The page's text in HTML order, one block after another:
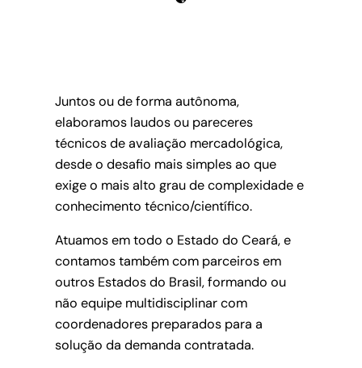
Juntos ou de forma autônoma,
elaboramos laudos ou pareceres
técnicos de avaliação mercadológica,
desde o desafio mais simples ao que
exige o mais alto grau de complexidade e
conhecimento técnico/científico.
Atuamos em todo o Estado do Ceará, e
contamos também com parceiros em
outros Estados do Brasil, formando ou
não equipe multidisciplinar com
coordenadores preparados para a
solução da demanda contratada.